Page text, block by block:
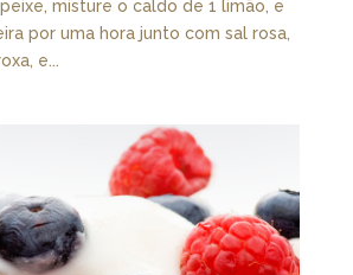
misture o caldo de 1 limão, e
por uma hora junto com sal rosa,
e...